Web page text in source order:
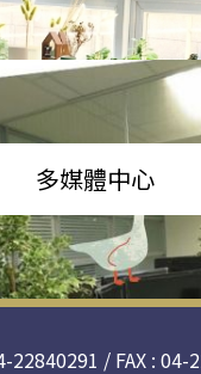
多媒體中心
22840291 / FAX : 04-